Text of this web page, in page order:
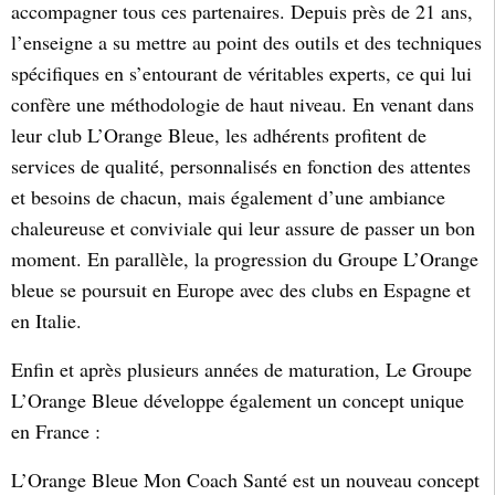
accompagner tous ces partenaires. Depuis près de 21 ans,
l’enseigne a su mettre au point des outils et des techniques
spécifiques en s’entourant de véritables experts, ce qui lui
confère une méthodologie de haut niveau. En venant dans
leur club L’Orange Bleue, les adhérents profitent de
services de qualité, personnalisés en fonction des attentes
et besoins de chacun, mais également d’une ambiance
chaleureuse et conviviale qui leur assure de passer un bon
moment. En parallèle, la progression du Groupe L’Orange
bleue se poursuit en Europe avec des clubs en Espagne et
en Italie.
Enfin et après plusieurs années de maturation, Le Groupe
L’Orange Bleue développe également un concept unique
en France :
L’Orange Bleue Mon Coach Santé est un nouveau concept